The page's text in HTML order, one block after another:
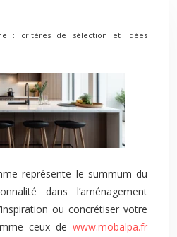
: critères de sélection et idées
représente le summum du
dans l’aménagement
ou concrétiser votre
ceux de www.mobalpa.fr